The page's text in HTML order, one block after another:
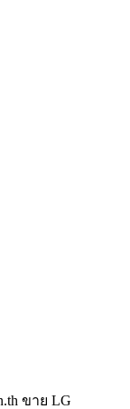
ขาย LG